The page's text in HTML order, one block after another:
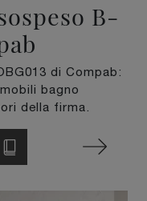
B-
di Compab:
bagno
della firma.